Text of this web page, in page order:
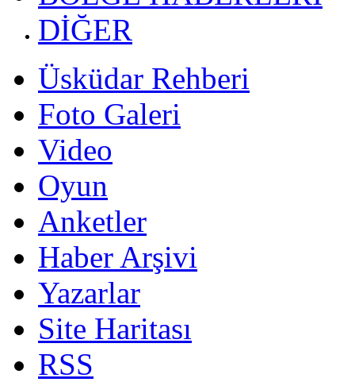
DİĞER
Üsküdar Rehberi
Foto Galeri
Video
Oyun
Anketler
Haber Arşivi
Yazarlar
Site Haritası
RSS